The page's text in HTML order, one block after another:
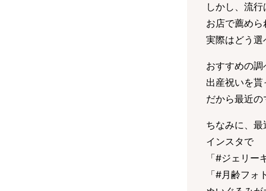
しかし、流
お店で薦め
実際はどう
おすすめの
出産祝いを
だから最近
ちなみに、
インスタで
「#ジェリー
「#月齢フ